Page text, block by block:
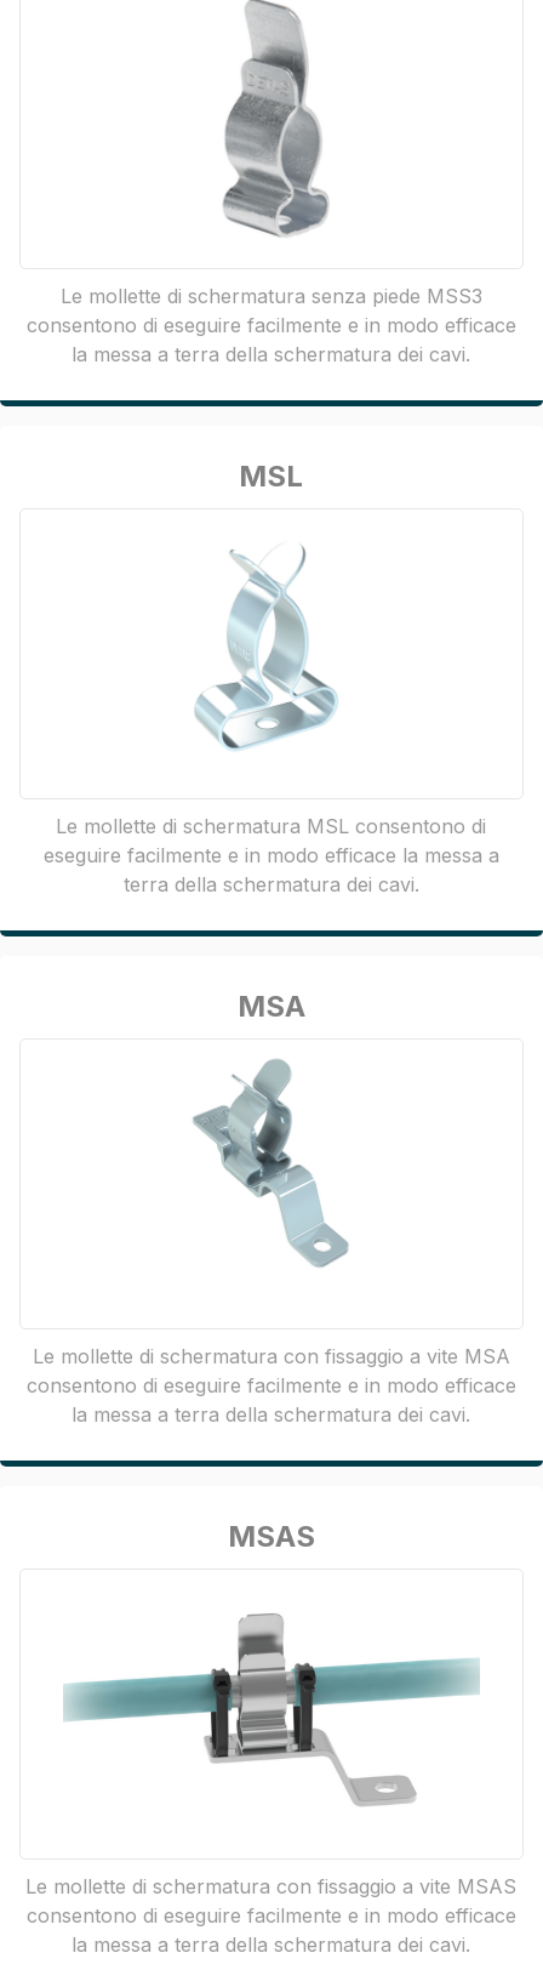
Le mollette di schermatura senza piede MSS3
consentono di eseguire facilmente e in modo efficace
la messa a terra della schermatura dei cavi.
MSL
Le mollette di schermatura MSL consentono di
eseguire facilmente e in modo efficace la messa a
terra della schermatura dei cavi.
MSA
Le mollette di schermatura con fissaggio a vite MSA
consentono di eseguire facilmente e in modo efficace
la messa a terra della schermatura dei cavi.
MSAS
Le mollette di schermatura con fissaggio a vite MSAS
consentono di eseguire facilmente e in modo efficace
la messa a terra della schermatura dei cavi.